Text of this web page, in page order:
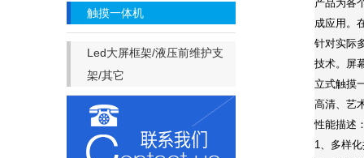
触摸一体机
Led大屏框架/液压前维护支
架/其它
产品为各
成应用。
针对实际
技术。屏
立式触摸
高清、艺
性能描述
1、多样